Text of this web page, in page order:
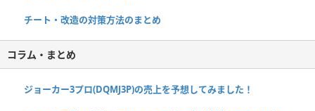
チート・改造の対策方法のまとめ
コラム・まとめ
ジョーカー3プロ(DQMJ3P)の売上を予想してみました！